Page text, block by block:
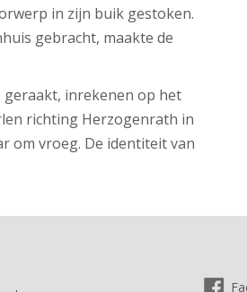
in zijn buik gestoken.
gebracht, maakte de
geraakt, inrekenen op het
richting Herzogenrath in
om vroeg. De identiteit van